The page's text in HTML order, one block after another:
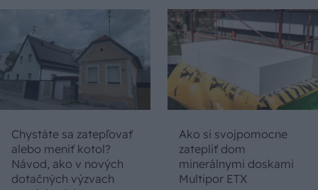
Chystáte sa zatepľovať
alebo meniť kotol?
Návod, ako v nových
dotačných výzvach
Ako si svojpomocne
zatepliť dom
minerálnymi doskami
Multipor ETX